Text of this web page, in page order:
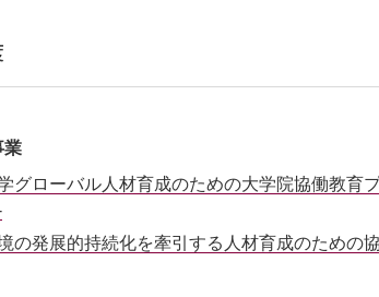
業
グローバル人材育成のための大学院協働教育
の発展的持続化を牽引する人材育成のための